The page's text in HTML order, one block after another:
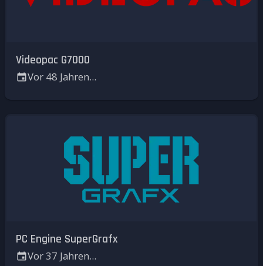
Videopac G7000
Vor 48 Jahren...
PC Engine SuperGrafx
Vor 37 Jahren...